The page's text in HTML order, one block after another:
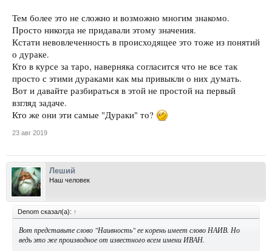
Тем более это не сложно и возможно многим знакомо.
Просто никогда не придавали этому значения.
Кстати невовлеченность в происходящее это тоже из понятий
о дураке.
Кто в курсе за таро, наверняка согласится что не все так
просто с этими дураками как мы привыкли о них думать.
Вот и давайте разбираться в этой не простой на первый
взгляд задаче.
Кто же они эти самые "Дураки" то?
23 авг 2019
Леший
Наш человек
Denom сказал(а): ↑
Вот представьте слово "Наивность" ее корень имеет слово НАИВ. Но
ведь это же производное от известного всем имени ИВАН.